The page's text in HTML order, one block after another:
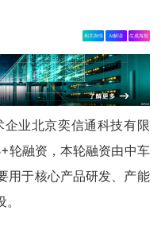
相关舆情 AI解读 生成海报
业北京奕信通科技有限
轮融资，本轮融资由中车
用于核心产品研发、产能